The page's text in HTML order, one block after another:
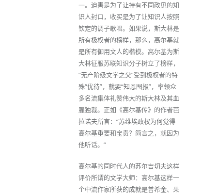
一。迫害是为了让持有不同政见的知
识人封口，收买是为了让知识人按照
钦定的调子歌唱。如果说，斯大林是
所有极权者的榜样，那么，高尔基就
是所有御用文人的楷模。高尔基为斯
大林征服苏联知识分子树立了榜样，
“无产阶级文学之父”受到极权者的特
殊“优待”，就要“知恩图报”，率领众
多名流集体礼赞伟大的斯大林及其血
腥独裁。正如《高尔基传》的作者芭
拉诺夫所言：“苏维埃政权为何觉得
高尔基重要和宝贵？简言之，就因为
他听话。”
高尔基的同时代人的苏尔吉切夫这样
评价所谓的文学大师：高尔基这样一
个中流作家所获的成就是普希金、果